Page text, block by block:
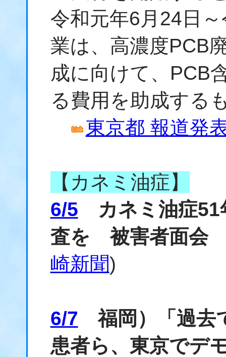
令和元年6月24日
業は、高濃度PCB
成に向けて、PCB
る費用を助成する
東京都 報道発
【カネミ油症】
6/5 カネミ油症51
査を 被害者面会
崎新聞)
6/7 福岡）「過去
患者ら、東京でデ